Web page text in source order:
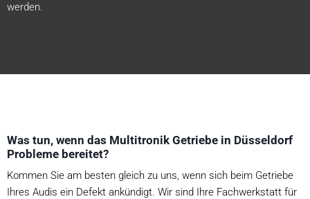
werden.
Was tun, wenn das Multitronik Getriebe in Düsseldorf
Probleme bereitet?
Kommen Sie am besten gleich zu uns, wenn sich beim Getriebe
Ihres Audis ein Defekt ankündigt. Wir sind Ihre Fachwerkstatt für